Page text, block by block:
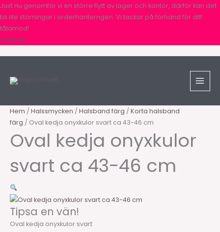
Just nu genomför vi en större flytt av lager och kontor, därför kan det
bli lite störningar i orderhanterngen. Vi tackar på förhand för ditt
tålamod!
Avfärda
Hoppa
till
innehåll
Hem / Halssmycken / Halsband färg / Korta halsband
färg / Oval kedja onyxkulor svart ca 43-46 cm
Oval kedja onyxkulor
svart ca 43-46 cm
Tipsa en vän!
Oval kedja onyxkulor svart
onyxkulor
ca
cm